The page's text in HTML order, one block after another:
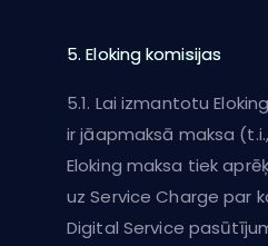
5. Eloking komisijas
5.1. Lai izmantotu
ir jāapmaksā maksa
Eloking maksa tiek
uz Service Charge par
Digital Service